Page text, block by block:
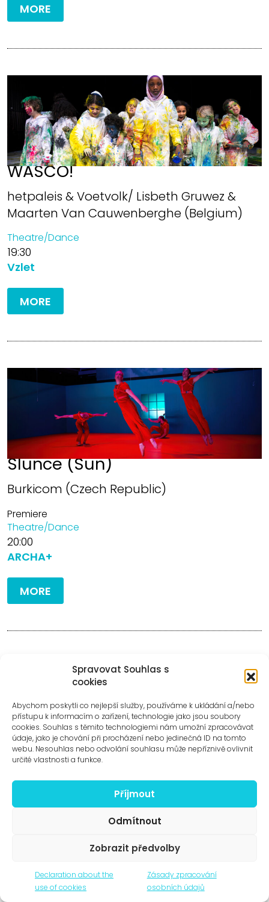
Spravovat Souhlas s
cookies
Abychom poskytli co nejlepší služby, používáme k ukládání a/nebo
přístupu k informacím o zařízení, technologie jako jsou soubory
cookies. Souhlas s těmito technologiemi nám umožní zpracovávat
údaje, jako je chování při procházení nebo jedinečná ID na tomto
webu. Nesouhlas nebo odvolání souhlasu může nepříznivě ovlivnit
určité vlastnosti a funkce.
Příjmout
Odmítnout
Zobrazit předvolby
Declaration about the
use of cookies
Zásady zpracování
osobních údajů
MORE
WASCO!
hetpaleis & Voetvolk/ Lisbeth Gruwez &
Maarten Van Cauwenberghe (Belgium)
Theatre/Dance
19:30
Vzlet
MORE
Slunce (Sun)
Burkicom (Czech Republic)
Premiere
Theatre/Dance
20:00
ARCHA+
MORE
Saturday 12. 10.
Maarten Van Cauwenberghe (Belgium)